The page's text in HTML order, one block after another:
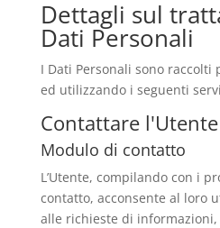
Dettagli sul
Dati Personali
I Dati Personali sono
ed utilizzando i seguenti
Contattare l'Utente
Modulo di contatto
L’Utente, compilando con i
contatto, acconsente al loro
alle richieste di